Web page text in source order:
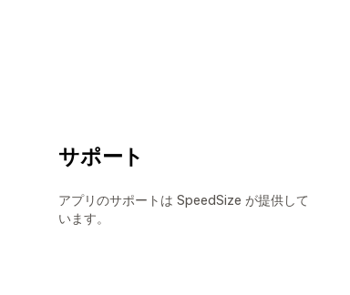
サポート
アプリのサポートは SpeedSize が提供して
います。